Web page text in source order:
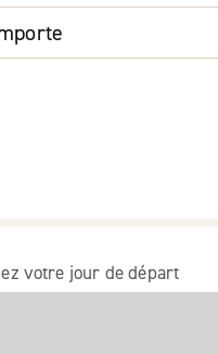
votre jour de départ